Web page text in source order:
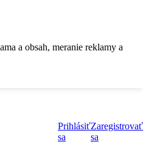
a obsah, meranie reklamy a
Prihlásiť
sa
Zaregistrovať
sa